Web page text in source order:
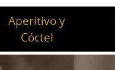
Aperitivo y
Cóctel